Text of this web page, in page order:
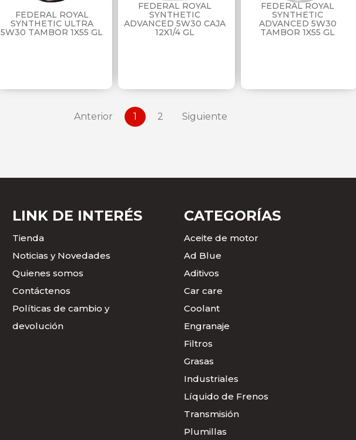
FEDERAL ROYAL
SYNTHETIC ULTRA
5W30 TAMBOR 1X55 GL
FEDERAL ROYAL
SYNTHETIC
ADVANCED 5W30 CAJA
12X1/4 GL
FEDERAL ROYAL
SYNTHETIC
ADVANCED 5W30
TAMBOR 1X55 GL
Anterior 1 2 Siguiente
LINK DE INTERÉS
Tienda
Noticias y Novedades
Quienes somos
Contáctenos
Políticas de cambio y
devolución
CATEGORÍAS
Aceite de motor
Ad Blue
Aditivos
Car care
Coolant
Engranaje
Filtros
Grasas
Industriales
Líquido de Frenos
Transmisión
Plumillas